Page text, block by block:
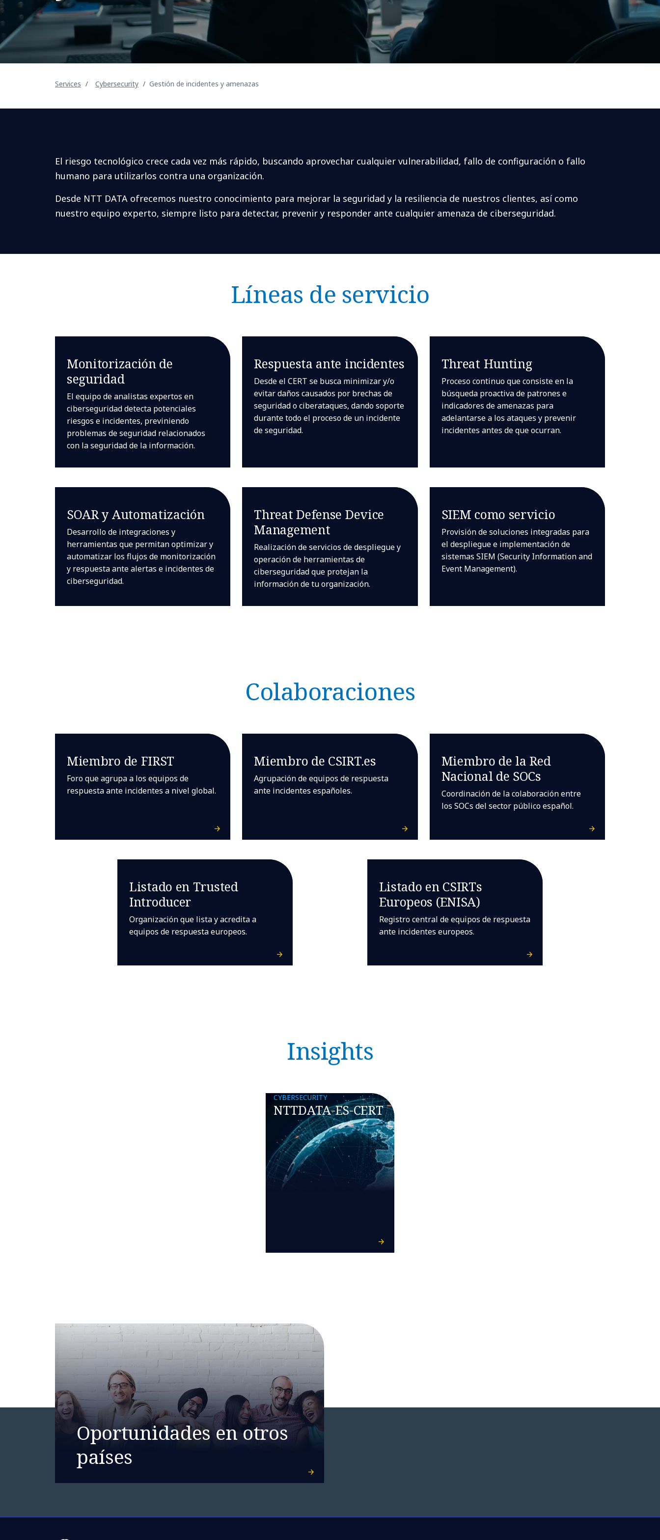
Services Cybersecurity Gestión de incidentes y amenazas
El riesgo tecnológico crece cada vez más rápido, buscando aprovechar cualquier vulnerabilidad, fallo de configuración o fallo
humano para utilizarlos contra una organización.
Desde NTT DATA ofrecemos nuestro conocimiento para mejorar la seguridad y la resiliencia de nuestros clientes, así como
nuestro equipo experto, siempre listo para detectar, prevenir y responder ante cualquier amenaza de ciberseguridad.
Líneas de servicio
Monitorización de
seguridad
El equipo de analistas expertos en
ciberseguridad detecta potenciales
riesgos e incidentes, previniendo
problemas de seguridad relacionados
con la seguridad de la información.
Respuesta ante incidentes
Desde el CERT se busca minimizar y/o
evitar daños causados por brechas de
seguridad o ciberataques, dando soporte
durante todo el proceso de un incidente
de seguridad.
Threat Hunting
Proceso continuo que consiste en la
búsqueda proactiva de patrones e
indicadores de amenazas para
adelantarse a los ataques y prevenir
incidentes antes de que ocurran.
SOAR y Automatización
Desarrollo de integraciones y
herramientas que permitan optimizar y
automatizar los flujos de monitorización
y respuesta ante alertas e incidentes de
ciberseguridad.
Threat Defense Device
Management
Realización de servicios de despliegue y
operación de herramientas de
ciberseguridad que protejan la
información de tu organización.
SIEM como servicio
Provisión de soluciones integradas para
el despliegue e implementación de
sistemas SIEM (Security Information and
Event Management).
Colaboraciones
Miembro de FIRST
Foro que agrupa a los equipos de
respuesta ante incidentes a nivel global.
Miembro de CSIRT.es
Agrupación de equipos de respuesta
ante incidentes españoles.
Miembro de la Red
Nacional de SOCs
Coordinación de la colaboración entre
los SOCs del sector público español.
Listado en Trusted
Introducer
Organización que lista y acredita a
equipos de respuesta europeos.
Listado en CSIRTs
Europeos (ENISA)
Registro central de equipos de respuesta
ante incidentes europeos.
Insights
CYBERSECURITY
NTTDATA-ES-CERT
Oportunidades en otros
países